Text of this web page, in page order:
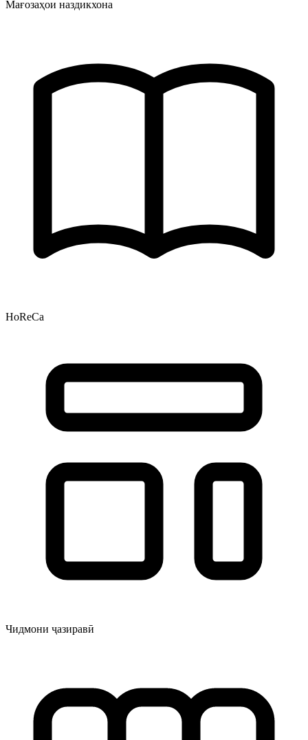
Мағозаҳои наздикхона
HoReCa
Чидмони ҷазиравӣ